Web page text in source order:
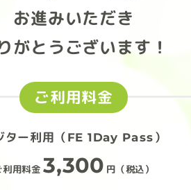
お進みいただき
がとうございます！
ご利用料金
ター利用（FE 1Day Pass）
利用料金 3,300 円（税込）